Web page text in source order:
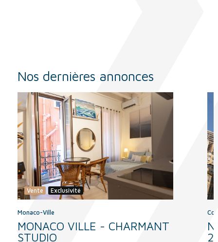
Nos dernières annonces
Vente Exclusivité
Monaco-Ville
MONACO VILLE - CHARMANT
STUDIO